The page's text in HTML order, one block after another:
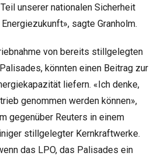
unserer nationalen Sicherheit
sagte Granholm.
von bereits stillgelegten
könnten einen Beitrag zur
liefern. «Ich denke,
genommen werden können»,
gegenüber Reuters in einem
stillgelegter Kernkraftwerke.
das LPO, das Palisades ein